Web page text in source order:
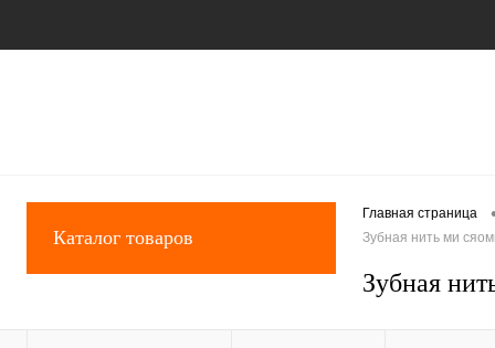
Каталог товаров
Главная страница
Зубная нить ми
Зубная